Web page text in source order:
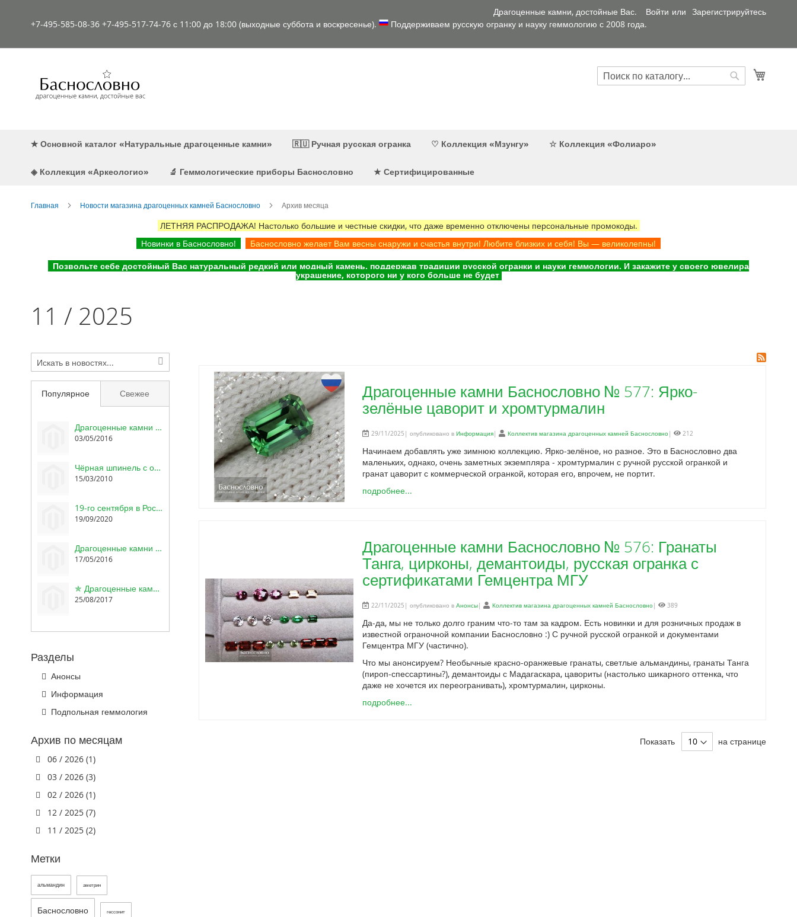
содержимому
Драгоценные камни, достойные Вас. Войти
Зарегистрируйтесь
+7-495-585-08-36 +7-495-517-74-76 с 11:00 до 18:00 (выходные суббота и воскресенье). Поддерживаем русскую огранку и науку геммологию с 2008 года.
Искать
Искать
✭ Основной каталог «Натуральные драгоценные камни» 🇷🇺 Ручная русская огранка ♡ Коллекция «Мзунгу» ☆ Коллекция «Фолиаро»
◈ Коллекция «Аркеологио» 🔬 Геммологические приборы Баснословно ★ Сертифицированные
Главная Новости магазина драгоценных камней Баснословно Архив месяца
ЛЕТНЯЯ РАСПРОДАЖА! Настолько большие и честные скидки, что даже временно отключены персональные промокоды.
Новинки в Баснословно!
Баснословно желает Вам весны снаружи и счастья внутри! Любите близких и себя! Вы — великолепны!
Позвольте себе достойный Вас натуральный редкий или модный камень, поддержав традиции русской огранки и науки геммологии. И закажите у своего ювелира
украшение, которого ни у кого больше не будет
11 / 2025
Драгоценные камни Баснословно № 577: Ярко-
зелёные цаворит и хромтурмалин
29/11/2025| опубликовано вИнформация| Коллектив магазина драгоценных камней Баснословно| 212
Начинаем добавлять уже зимнюю коллекцию. Ярко-зелёное, но разное. Это в Баснословно два
маленьких, однако, очень заметных экземпляра - хромтурмалин с ручной русской огранкой и
гранат цаворит с коммерческой огранкой, которая его, впрочем, не портит.
подробнее...
Драгоценные камни Баснословно № 576: Гранаты
Танга, цирконы, демантоиды, русская огранка с
сертификатами Гемцентра МГУ
22/11/2025| опубликовано вАнонсы| Коллектив магазина драгоценных камней Баснословно| 389
Да-да, мы не только долго граним что-то там за кадром. Есть новинки и для розничных продаж в
известной ограночной компании Баснословно :) С ручной русской огранкой и документами
Гемцентра МГУ (частично).
Что мы анонсируем? Необычные красно-оранжевые гранаты, светлые альмандины, гранаты Танга
(пироп-спессартины?), демантоиды с Мадагаскара, цавориты (настолько шикарного оттенка, что
даже не хочется их переогранивать), хромтурмалин, цирконы.
подробнее...
Показать на странице
Популярное
Драгоценные камни Баснословно: Аметисты из Уганды, сертифицированная шпинель, гранат с александритовым эффектом
03/05/2016
Чёрная шпинель с огранкой Swarovski в марте
15/03/2010
19-го сентября в России День геммолога, торговца камнями и огранщика цветных драгоценных камней
19/09/2020
Драгоценные камни Баснословно: Новые пурпурные гранаты из Мозамбика, сертифицированные диаспор и аксинит, лавандовый аметист Звезда Давида
17/05/2016
✯ Драгоценные камни Баснословно: Скаполит, брутальный гранат, милый гарнитур опалов, топаз Топ скай блю и аметисты
25/08/2017
Свежее
Разделы
Анонсы
Информация
Подпольная геммология
Архив по месяцам
06 / 2026 (1)
03 / 2026 (3)
02 / 2026 (1)
12 / 2025 (7)
11 / 2025 (2)
Метки
альмандин аметрин
Баснословно гессонит